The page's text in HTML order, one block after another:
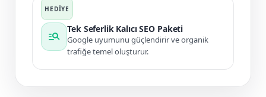
manage_search
Tek Seferlik Kalıcı SEO Paketi
Google uyumunu güçlendirir ve organik
trafiğe temel oluşturur.